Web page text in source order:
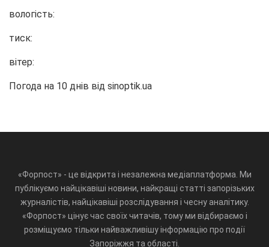
вологість:
тиск:
вітер:
Погода на 10 днів від sinoptik.ua
«Форпост» - це відкрита і незалежна медіаплатформа. Ми
публікуємо найцікавіші новини, найкращі статті запорізьких
журналістів, найцікавіші розслідування і чесну аналітику.
«Форпост» цінує час своїх читачів, тому ми відбираємо і
розміщуємо тільки найважливішу інформацію про події
Запоріжжя та області.